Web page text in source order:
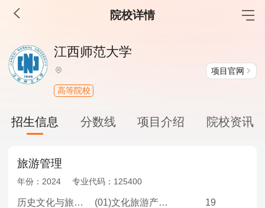
院校详情
MBA工商管理
院校库 考试报名
报名流程
考试真题
报考经验
MEM工程管理
考试真题
报考经验
江西师范大学
项目官网
高等院校
招生信息 分数线 项目介绍 院校资讯
旅游管理
年份： 2024 专业代码： 125400
历史文化与旅游学院 (01)文化旅游产业管理 19